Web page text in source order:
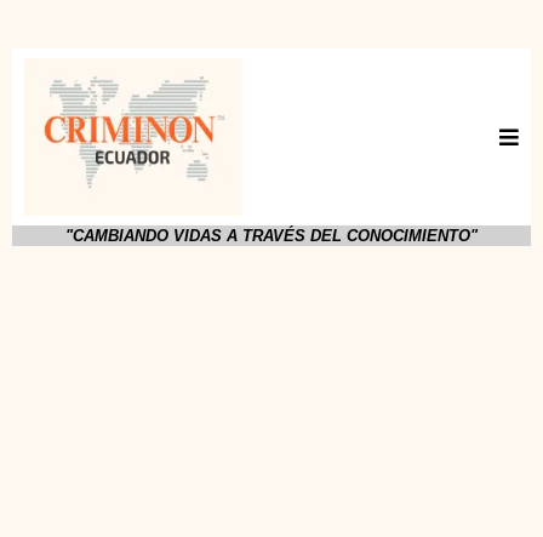
"CAMBIANDO VIDAS A TRAVÉS DEL CONOCIMIENTO"